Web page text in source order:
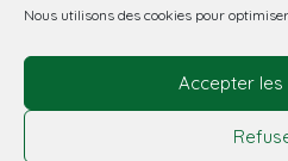
Nous utilisons des cookies pour
Accepter
© 2026 Biovino | made